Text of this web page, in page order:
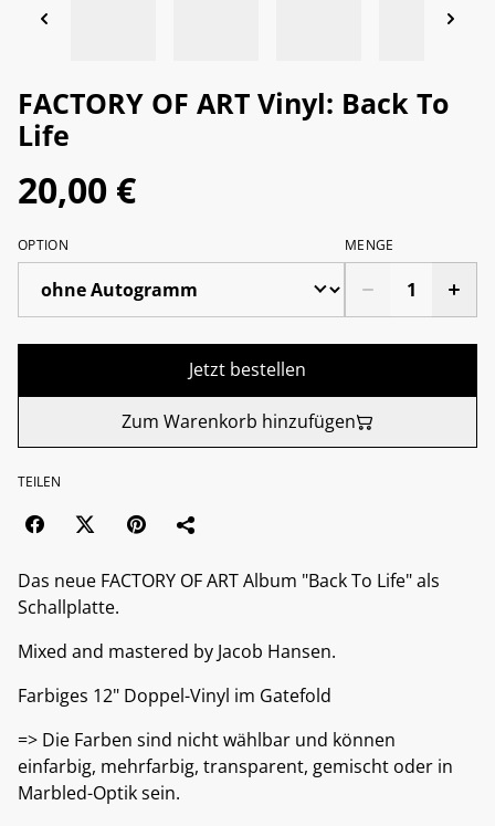
FACTORY OF ART Vinyl: Back To
Life
20,00 €
OPTION MENGE
Jetzt bestellen
Zum Warenkorb hinzufügen
TEILEN
Das neue FACTORY OF ART Album "Back To Life" als
Schallplatte.
Mixed and mastered by Jacob Hansen.
Farbiges 12" Doppel-Vinyl im Gatefold
=> Die Farben sind nicht wählbar und können
einfarbig, mehrfarbig, transparent, gemischt oder in
Marbled-Optik sein.